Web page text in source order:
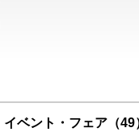
イベント・フェア（49